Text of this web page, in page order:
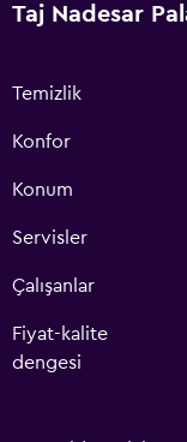
Taj Nadesar
Temizlik
Konfor
Konum
Servisler
Çalışanlar
Fiyat-kalite
dengesi